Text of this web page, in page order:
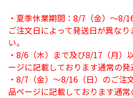
・夏季休業期間：8/7（金）～8/
ご注文日によって発送日が異な
い。
・8/6（木）まで及び8/17（月）
ージに記載しております通常の
・8/7（金）～8/16（日）のご注
品ページに記載しております通